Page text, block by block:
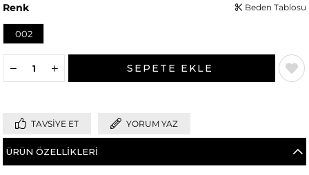
Renk
002
Beden Tablosu
TAVSIYE ET YORUM YAZ
ÜRÜN ÖZELLIKLERI